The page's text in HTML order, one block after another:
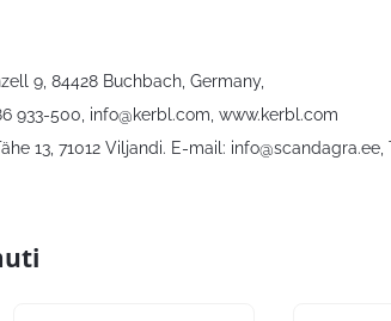
9, 84428 Buchbach, Germany,
933-500, info@kerbl.com , www.kerbl.com
13, 71012 Viljandi. E-mail: info@scandagra.ee